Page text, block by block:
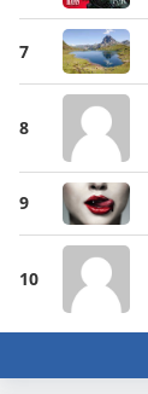
7
8
9
10